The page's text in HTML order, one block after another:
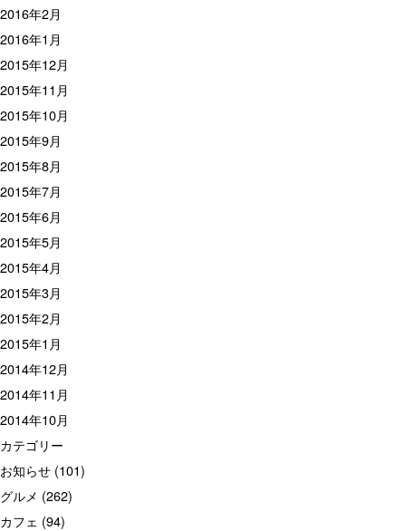
2016年2月
2016年1月
2015年12月
2015年11月
2015年10月
2015年9月
2015年8月
2015年7月
2015年6月
2015年5月
2015年4月
2015年3月
2015年2月
2015年1月
2014年12月
2014年11月
2014年10月
カテゴリー
お知らせ (101)
グルメ (262)
カフェ (94)